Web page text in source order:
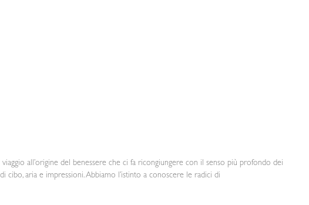
all’origine del benessere che ci fa ricongiungere con il senso più profondo dei
cibo, aria e impressioni. Abbiamo l’istinto a conoscere le radici di